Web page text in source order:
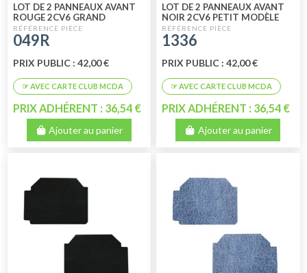
LOT DE 2 PANNEAUX AVANT
ROUGE 2CV6 GRAND
MODÈLE
049R
PRIX PUBLIC : 42,00 €
PRIX ADHÉRENT : 36,54 €
Ajouter au panier
LOT DE 2 PANNEAUX AVANT
NOIR 2CV6 PETIT MODÈLE
1336
PRIX PUBLIC : 42,00 €
PRIX ADHÉRENT : 36,54 €
Ajouter au panier